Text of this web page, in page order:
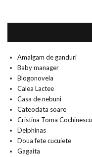
Amalgam de ganduri
Baby manager
Blogonovela
Calea Lactee
Casa de nebuni
Cateodata soare
Cristina Toma Cochinescu
Delphinas
Doua fete cucuiete
Gagaita